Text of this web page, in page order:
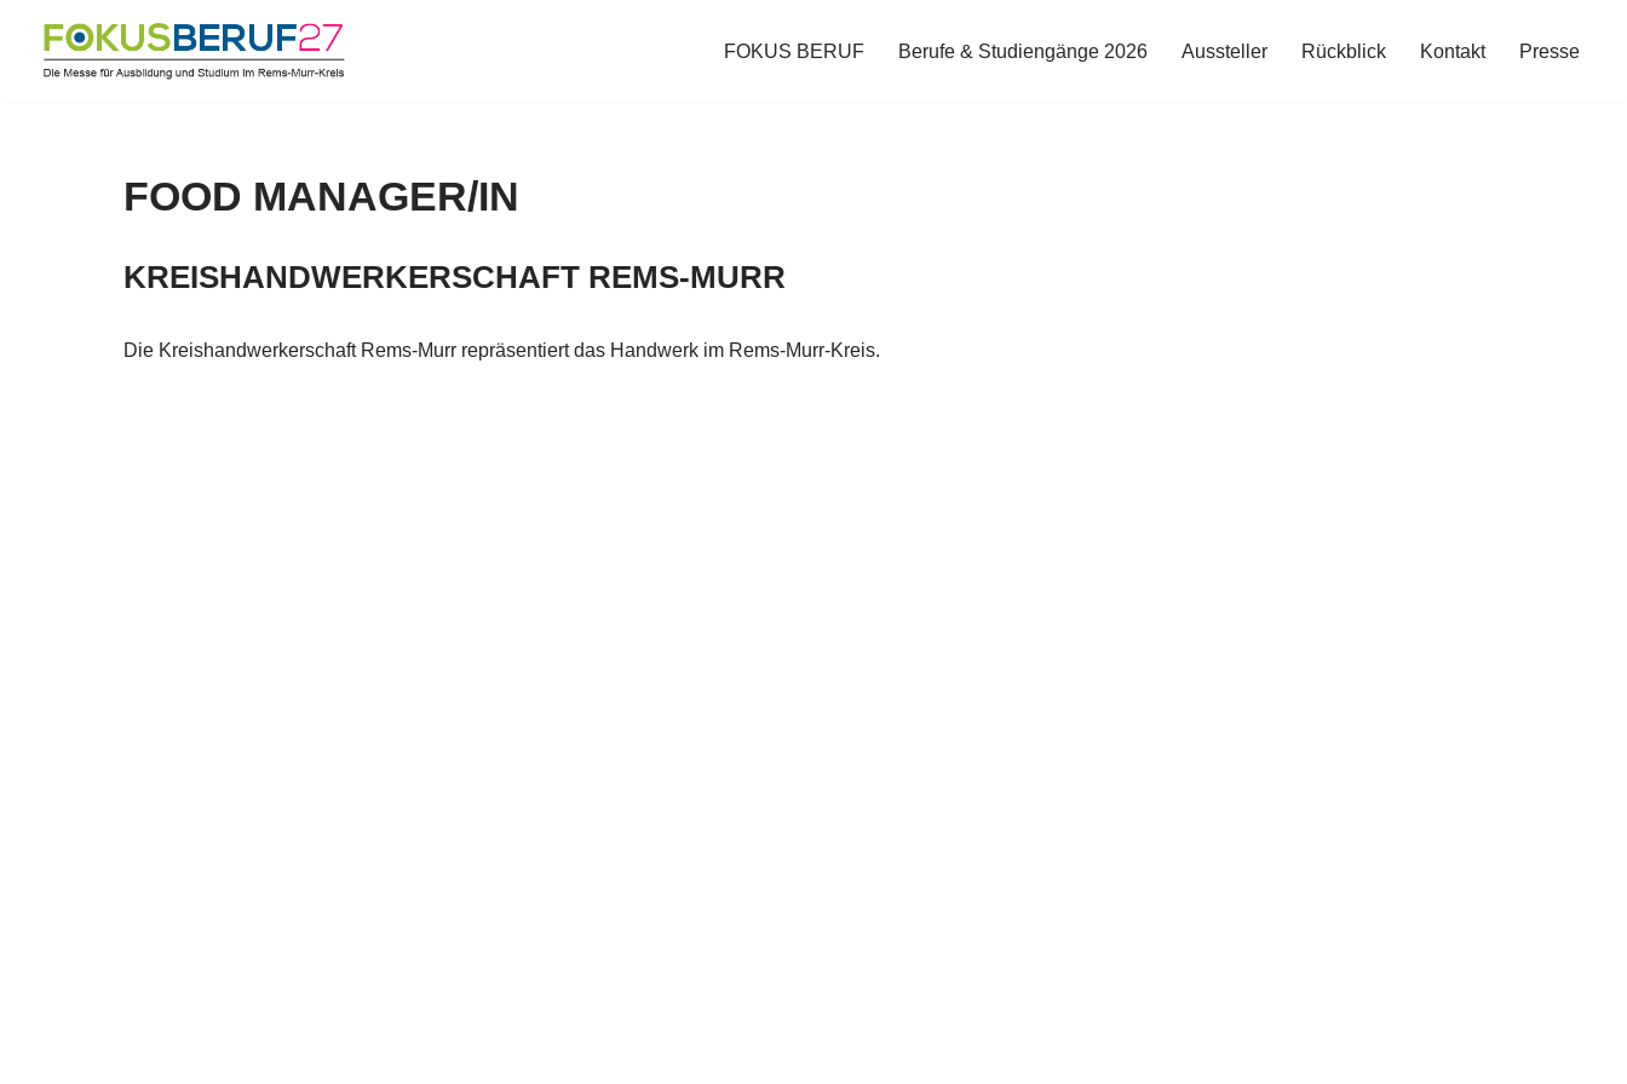
Zum
FOKUS BERUF Berufe & Studiengänge 2026 Aussteller Rückblick Kontakt Presse
FOOD MANAGER/IN
KREISHANDWERKERSCHAFT REMS-MURR
Die Kreishandwerkerschaft Rems-Murr repräsentiert das Handwerk im Rems-Murr-Kreis.